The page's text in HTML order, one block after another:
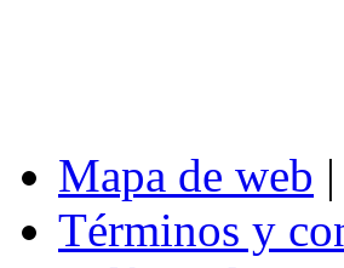
Mapa de web |
Términos y